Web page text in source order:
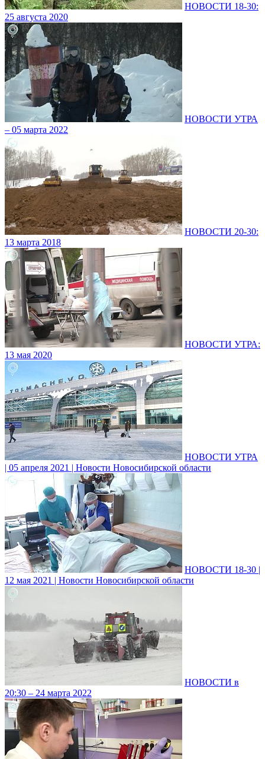
НОВОСТИ 18-30:
25 августа 2020
НОВОСТИ УТРА
– 05 марта 2022
НОВОСТИ 20-30:
13 марта 2018
НОВОСТИ УТРА:
13 мая 2020
НОВОСТИ УТРА
| 05 апреля 2021 | Новости Новосибирской области
НОВОСТИ 18-30 |
12 мая 2021 | Новости Новосибирской области
НОВОСТИ в
20:30 – 24 марта 2022